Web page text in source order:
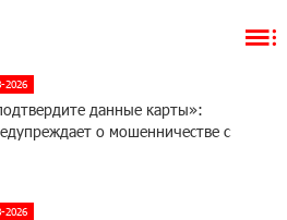
2026
данные карты»:
о мошенничестве с
2026